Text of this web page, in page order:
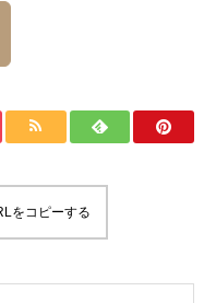
をコピーする